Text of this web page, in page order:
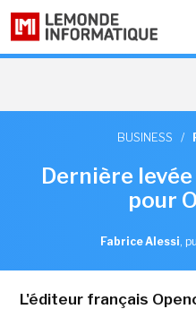
BUSINESS /
Dernière
pour
Fabrice Alessi,
L'éditeur français